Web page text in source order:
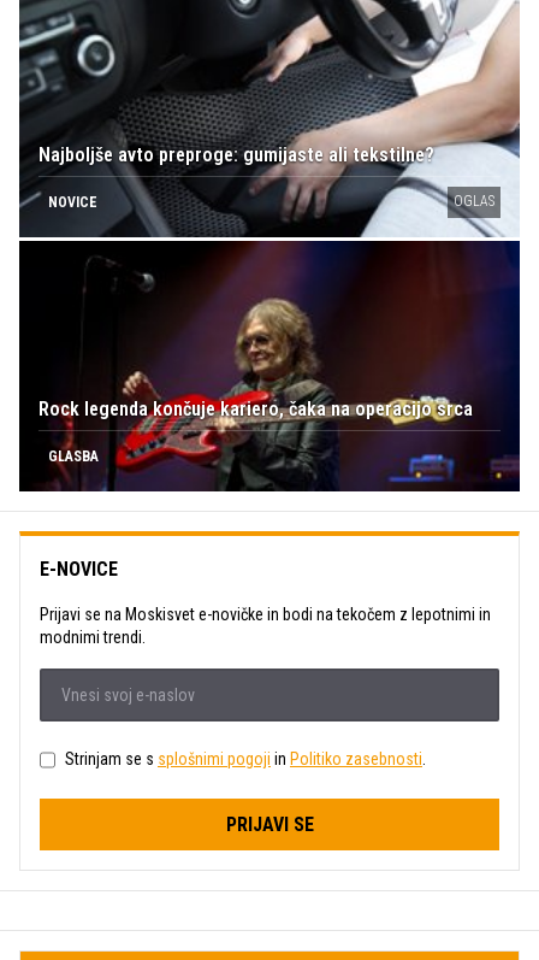
Najboljše avto preproge: gumijaste ali tekstilne?
NOVICE OGLAS
Rock legenda končuje kariero, čaka na operacijo srca
GLASBA
E-NOVICE
Prijavi se na Moskisvet e-novičke in bodi na tekočem z lepotnimi in
modnimi trendi.
Strinjam se s splošnimi pogoji in Politiko zasebnosti.
PRIJAVI SE